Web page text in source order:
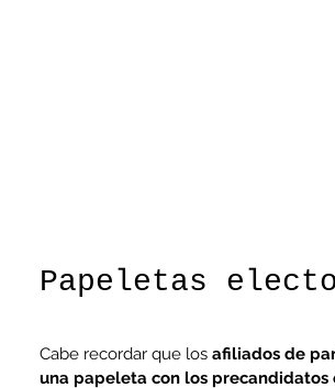
Papeletas
Cabe recordar que los afiliados de
una papeleta con los precandidatos